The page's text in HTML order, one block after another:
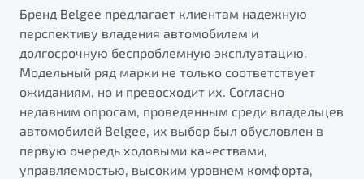
Бренд Belgee предлагает клиентам надежную
перспективу владения автомобилем и
долгосрочную беспроблемную эксплуатацию.
Модельный ряд марки не только соответствует
ожиданиям, но и превосходит их. Согласно
недавним опросам, проведенным среди владельцев
автомобилей Belgee, их выбор был обусловлен в
первую очередь ходовыми качествами,
управляемостью, высоким уровнем комфорта,